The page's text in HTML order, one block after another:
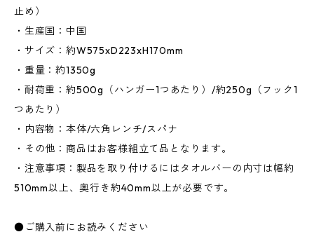
止め）
・生産国：中国
・サイズ：約W575xD223xH170mm
・重量：約1350g
・耐荷重：約500g（ハンガー1つあたり）/約250g（フック1
つあたり）
・内容物：本体/六角レンチ/スパナ
・その他：商品はお客様組立て品となります。
・注意事項：製品を取り付けるにはタオルバーの内寸は幅約
510mm以上、奥行き約40mm以上が必要です。
●ご購入前にお読みください